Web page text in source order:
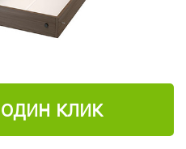
клик